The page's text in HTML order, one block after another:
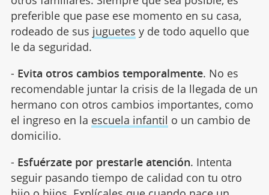
preferible que pase ese momento en su casa,
rodeado de sus juguetes y de todo aquello que
le da seguridad.
- Evita otros cambios temporalmente. No es
recomendable juntar la crisis de la llegada de un
hermano con otros cambios importantes, como
el ingreso en la escuela infantil o un cambio de
domicilio.
- Esfuérzate por prestarle atención. Intenta
seguir pasando tiempo de calidad con tu otro